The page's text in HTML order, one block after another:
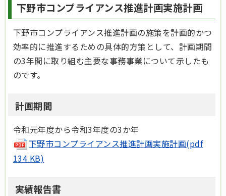
下野市コンプライアンス推進計画実施計画
下野市コンプライアンス推進計画の施策を計画的かつ
効率的に推進するための具体的方策として、計画期間
の3年間に取り組む主要な事務事業について示したも
のです。
計画期間
令和元年度から令和3年度の3か年
下野市コンプライアンス推進計画実施計画(pdf
134 KB)
実績報告書